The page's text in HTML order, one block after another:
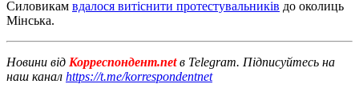
Силовикам вдалося витіснити протестувальників до околиць
Мінська.
Новини від Корреспондент.netв Telegram. Підписуйтесь на
наш канал https://t.me/korrespondentnet